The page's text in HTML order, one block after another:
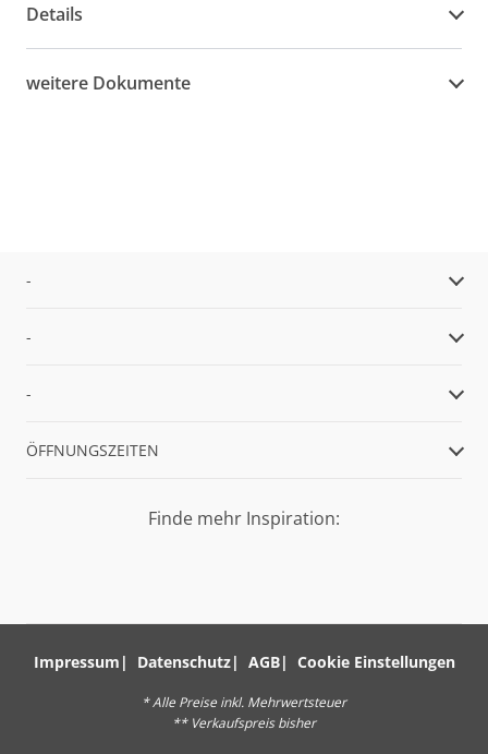
Details
weitere Dokumente
-
-
-
ÖFFNUNGSZEITEN
Finde mehr Inspiration:
Impressum Datenschutz AGB Cookie Einstellungen
* Alle Preise inkl. Mehrwertsteuer
** Verkaufspreis bisher